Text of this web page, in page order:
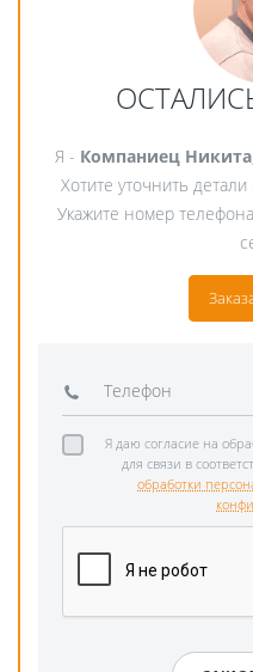
Я - Компаниец Никита
Хотите уточнить
Укажите номер
Я даю согласие на
для связи в
обработки